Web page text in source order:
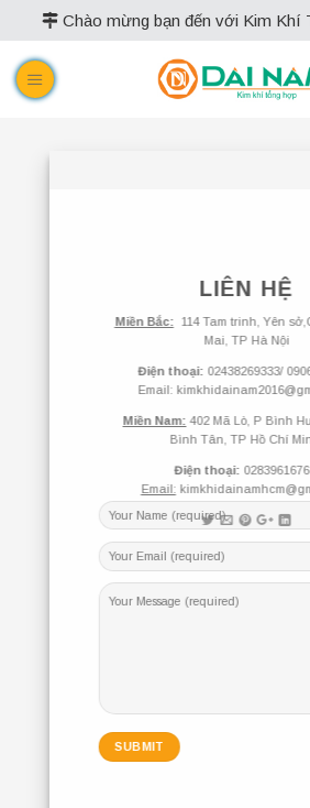
to
content
Chào mừng bạn đến với Kim Khí
LIÊN HỆ
Miền Bắc: 114 Tam trinh, Yên
Mai, TP Hà Nội
Điện thoại:02438269333/
Email:
Miền Nam: 402 Mã Lò, P Bình
Bình Tân, TP Hồ Chí
Điện thoại:
Email: